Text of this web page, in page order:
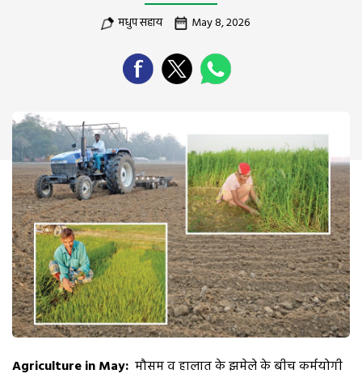
मधुप सहाय May 8, 2026
Agriculture in May: मौसम व हालात के झमेले के बीच कर्मयोगी